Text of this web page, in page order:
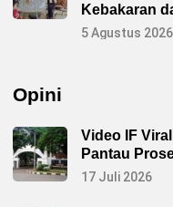
Kebakaran
5 Agustus 2026
Opini
Video IF
Pantau
17 Juli 2026